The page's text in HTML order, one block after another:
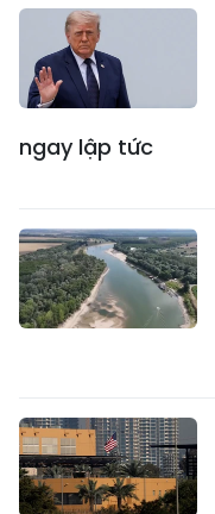
ngay lập tức